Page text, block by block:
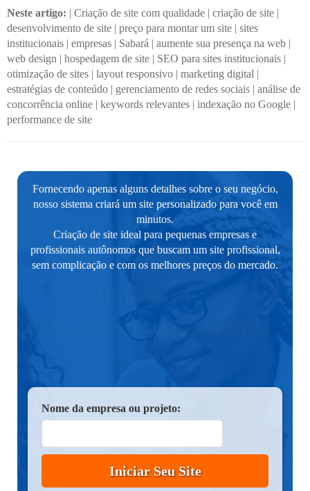
Neste artigo: | Criação de site com qualidade | criação de site |
desenvolvimento de site | preço para montar um site | sites
institucionais | empresas | Sabará | aumente sua presença na web |
web design | hospedagem de site | SEO para sites institucionais |
otimização de sites | layout responsivo | marketing digital |
estratégias de conteúdo | gerenciamento de redes sociais | análise de
concorrência online | keywords relevantes | indexação no Google |
performance de site
Fornecendo apenas alguns detalhes sobre o seu negócio,
nosso sistema criará um site personalizado para você em
minutos.
Criação de site ideal para pequenas empresas e
profissionais autônomos que buscam um site profissional,
sem complicação e com os melhores preços do mercado.
Faça o teste e surpreenda-
Nome da empresa ou projeto:
Iniciar Seu Site